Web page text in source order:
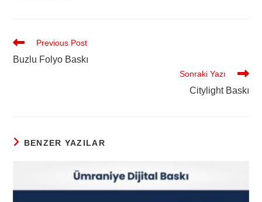
Previous Post
Buzlu Folyo Baskı
Sonraki Yazı
Citylight Baskı
BENZER YAZILAR